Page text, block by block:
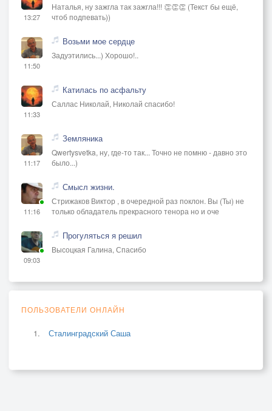
13:27
Наталья, ну зажгла так зажгла!!! 👏👏👏 (Текст бы ещё,
чтоб подпевать))
11:50
Возьми мое сердце
Задуэтились...) Хорошо!..
11:33
Катилась по асфальту
Саллас Николай, Николай спасибо!
11:17
Земляника
Qwertysvetka, ну, где-то так... Точно не помню - давно это
было...)
11:16
Смысл жизни.
Стрижаков Виктор , в очередной раз поклон. Вы (Ты) не
только обладатель прекрасного тенора но и оче
09:03
Прогуляться я решил
Высоцкая Галина, Спасибо
ПОЛЬЗОВАТЕЛИ ОНЛАЙН
Сталинградский Саша